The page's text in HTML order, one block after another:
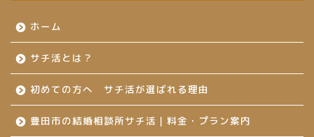
ホーム
サチ活とは？
初めての方へ サチ活が選ばれる理由
豊田市の結婚相談所サチ活｜料金・プラン案内